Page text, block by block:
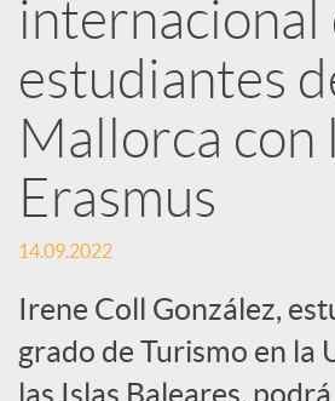
e
s
S
o
c
internacional
estudiantes
Mallorca con
Erasmus
14.09.2022
Irene Coll González,
grado de Turismo en la
las Islas Baleares,